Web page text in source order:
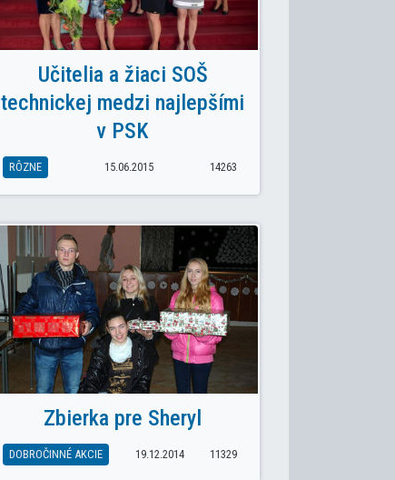
Učitelia a žiaci SOŠ
technickej medzi najlepšími
v PSK
RÔZNE 15.06.2015 14263
Zbierka pre Sheryl
DOBROČINNÉ AKCIE 19.12.2014 11329